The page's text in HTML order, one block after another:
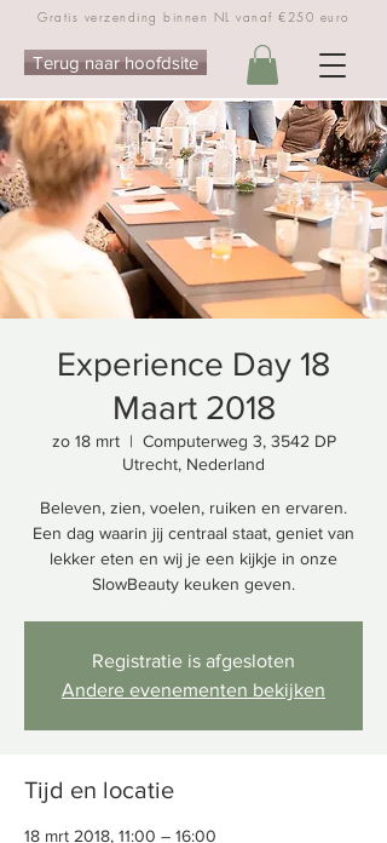
Gratis verzending binnen NL vanaf €250 euro
Terug naar hoofdsite
Experience Day 18
Maart 2018
zo 18 mrt
  |
Computerweg 3, 3542 DP
Utrecht, Nederland
Beleven, zien, voelen, ruiken en ervaren.
Een dag waarin jij centraal staat, geniet van
lekker eten en wij je een kijkje in onze
SlowBeauty keuken geven.
Registratie is afgesloten
Andere evenementen bekijken
Tijd en locatie
18 mrt 2018, 11:00 – 16:00